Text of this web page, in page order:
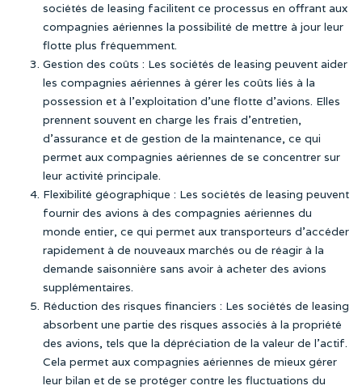
sociétés de leasing facilitent ce processus en offrant aux
compagnies aériennes la possibilité de mettre à jour leur
flotte plus fréquemment.
Gestion des coûts : Les sociétés de leasing peuvent aider
les compagnies aériennes à gérer les coûts liés à la
possession et à l’exploitation d’une flotte d’avions. Elles
prennent souvent en charge les frais d’entretien,
d’assurance et de gestion de la maintenance, ce qui
permet aux compagnies aériennes de se concentrer sur
leur activité principale.
Flexibilité géographique : Les sociétés de leasing peuvent
fournir des avions à des compagnies aériennes du
monde entier, ce qui permet aux transporteurs d’accéder
rapidement à de nouveaux marchés ou de réagir à la
demande saisonnière sans avoir à acheter des avions
supplémentaires.
Réduction des risques financiers : Les sociétés de leasing
absorbent une partie des risques associés à la propriété
des avions, tels que la dépréciation de la valeur de l’actif.
Cela permet aux compagnies aériennes de mieux gérer
leur bilan et de se protéger contre les fluctuations du